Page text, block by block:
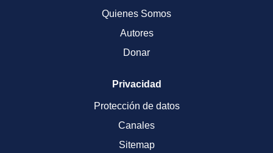
Quienes Somos
Autores
Donar
Privacidad
Protección de datos
Canales
Sitemap